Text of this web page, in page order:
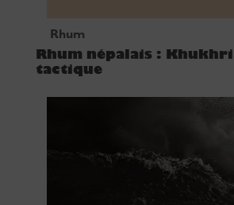
Rhum
Rhum népalais :
tactique